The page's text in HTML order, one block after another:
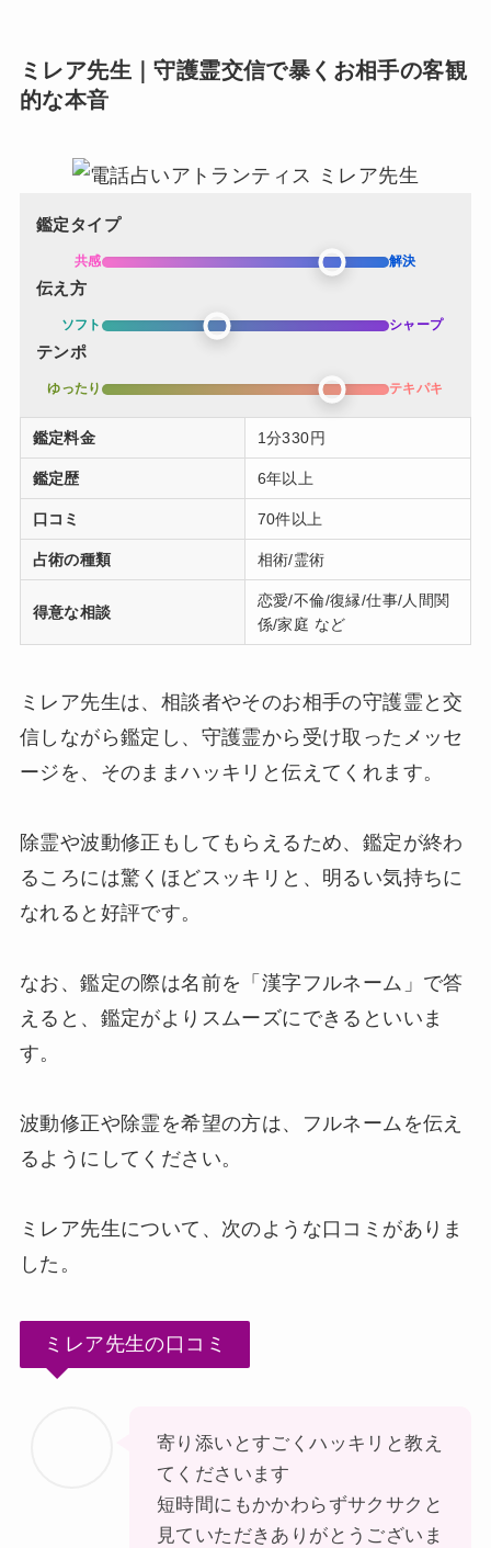
ミレア先生｜守護霊交信で暴くお相手の客観
的な本音
鑑定タイプ
共感 解決
伝え方
ソフト シャープ
テンポ
ゆったり テキパキ
鑑定料金 1分330円
鑑定歴 6年以上
口コミ 70件以上
占術の種類 相術/霊術
得意な相談
恋愛/不倫/復縁/仕事/人間関
係/家庭 など
ミレア先生は、相談者やそのお相手の守護霊と交
信しながら鑑定し、守護霊から受け取ったメッセ
ージを、そのままハッキリと伝えてくれます。
除霊や波動修正もしてもらえるため、鑑定が終わ
るころには驚くほどスッキリと、明るい気持ちに
なれると好評です。
なお、鑑定の際は名前を「漢字フルネーム」で答
えると、鑑定がよりスムーズにできるといいま
す。
波動修正や除霊を希望の方は、フルネームを伝え
るようにしてください。
ミレア先生について、次のような口コミがありま
した。
ミレア先生の口コミ
寄り添いとすごくハッキリと教え
てくださいます
短時間にもかかわらずサクサクと
見ていただきありがとうございま